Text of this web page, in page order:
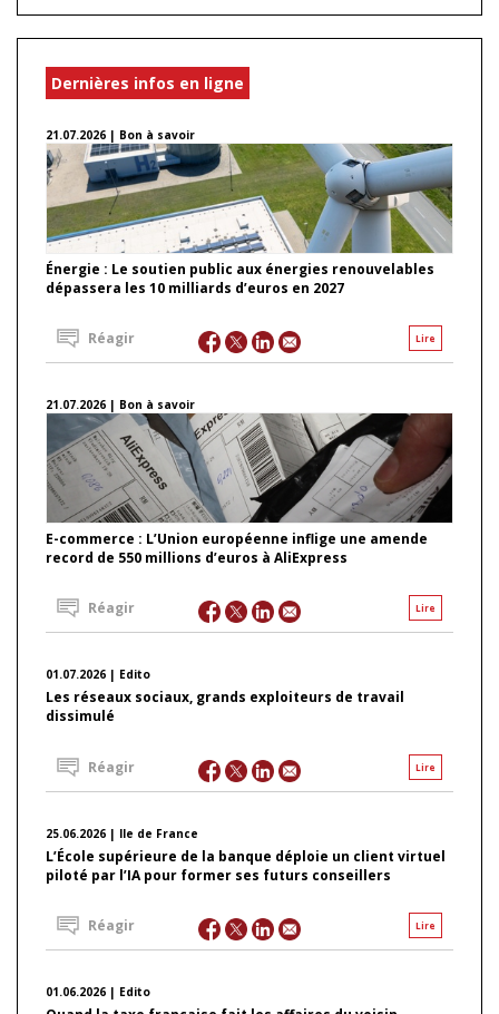
Dernières infos en ligne
21.07.2026 | Bon à savoir
Énergie : Le soutien public aux énergies renouvelables
dépassera les 10 milliards d’euros en 2027
Lire
Réagir
21.07.2026 | Bon à savoir
E-commerce : L’Union européenne inflige une amende
record de 550 millions d’euros à AliExpress
Lire
Réagir
01.07.2026 | Edito
Les réseaux sociaux, grands exploiteurs de travail
dissimulé
Lire
Réagir
25.06.2026 | Ile de France
L’École supérieure de la banque déploie un client virtuel
piloté par l’IA pour former ses futurs conseillers
Lire
Réagir
01.06.2026 | Edito